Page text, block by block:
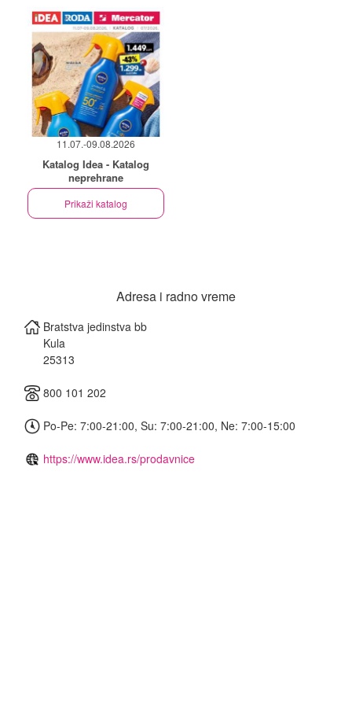
11.07.-09.08.2026
Katalog Idea - Katalog
neprehrane
Prikaži katalog
Adresa i radno vreme
Bratstva jedinstva bb
Kula
25313
800 101 202
Po-Pe: 7:00-21:00, Su: 7:00-21:00, Ne: 7:00-15:00
https://www.idea.rs/prodavnice